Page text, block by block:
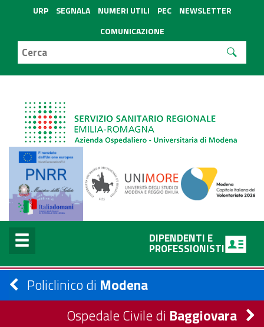
URP SEGNALA NUMERI UTILI PEC
NEWSLETTER
COMUNICAZIONE
DIPENDENTI E
PROFESSIONISTI
Policlinico di Modena
Ospedale Civile di Baggiovara